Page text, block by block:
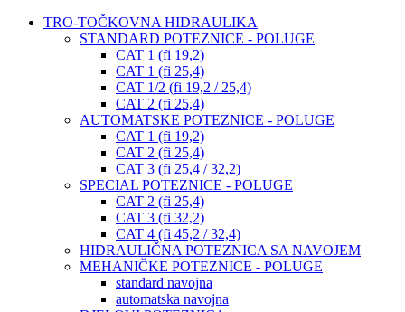
TRO-TOČKOVNA HIDRAULIKA
STANDARD POTEZNICE - POLUGE
CAT 1 (fi 19,2)
CAT 1 (fi 25,4)
CAT 1/2 (fi 19,2 / 25,4)
CAT 2 (fi 25,4)
AUTOMATSKE POTEZNICE - POLUGE
CAT 1 (fi 19,2)
CAT 2 (fi 25,4)
CAT 3 (fi 25,4 / 32,2)
SPECIAL POTEZNICE - POLUGE
CAT 2 (fi 25,4)
CAT 3 (fi 32,2)
CAT 4 (fi 45,2 / 32,4)
HIDRAULIČNA POTEZNICA SA NAVOJEM
MEHANIČKE POTEZNICE - POLUGE
standard navojna
automatska navojna